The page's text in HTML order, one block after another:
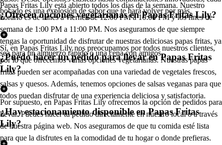
bocado es una explosión de sabor que te hará volver por más.
Papas Fritas Lily está abierto todos los días de la semana. Nuestro
horario es de lunes a viernes de 12:00 PM a 10:00 PM y los fines de
semana de 1:00 PM a 11:00 PM. Nos aseguramos de que siempre
tengas la oportunidad de disfrutar de nuestras deliciosas papas fritas, ya
sea para un almuerzo rápido o una cena con amigos.
¿Ofrecen opciones vegetarianas en Papas Fritas Lily?
Sí, en Papas Fritas Lily nos preocupamos por todos nuestros clientes,
por lo que ofrecemos varias opciones vegetarianas. Nuestras papas
fritas pueden ser acompañadas con una variedad de vegetales frescos,
salsas y quesos. Además, tenemos opciones de salsas veganas para que
todos puedan disfrutar de una experiencia deliciosa y satisfactoria.
¿Puedo hacer un pedido para llevar en Papas Fritas
Lily?
Por supuesto, en Papas Fritas Lily ofrecemos la opción de pedidos para
llevar. Puedes hacer tu pedido directamente en nuestro local o a través
de nuestra página web. Nos aseguramos de que tu comida esté lista
para que la disfrutes en la comodidad de tu hogar o donde prefieras.
¿Hay estacionamiento disponible en Papas Fritas
Lily?